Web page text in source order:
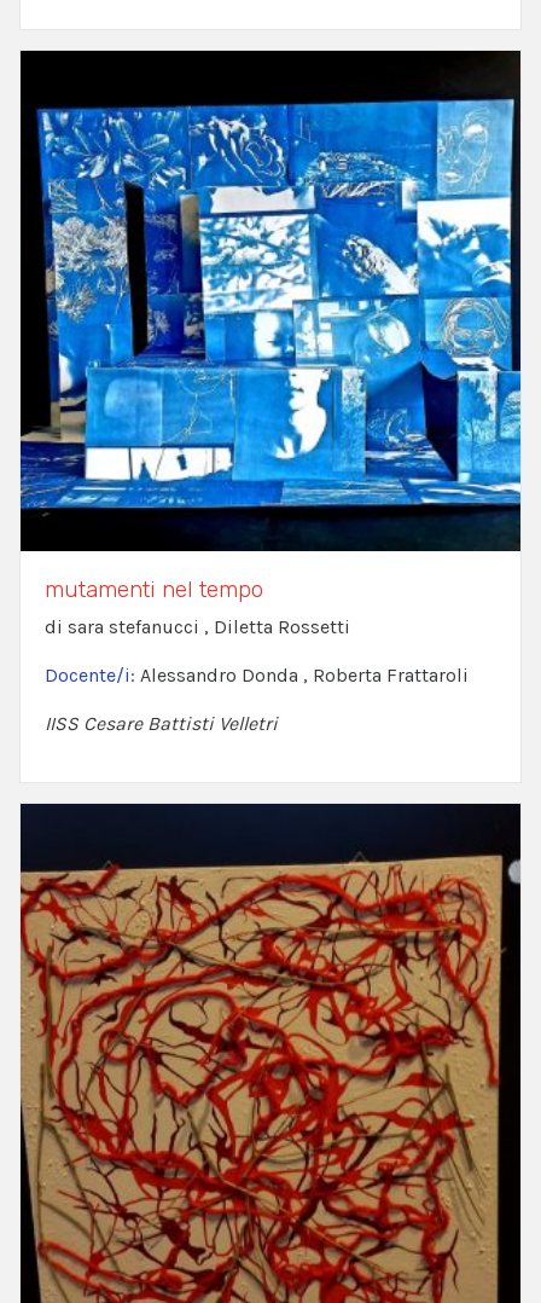
mutamenti nel tempo
di sara stefanucci , Diletta Rossetti
Docente/i: Alessandro Donda , Roberta Frattaroli
IISS Cesare Battisti Velletri